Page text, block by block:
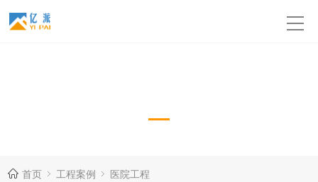
首页 工程案例 医院工程